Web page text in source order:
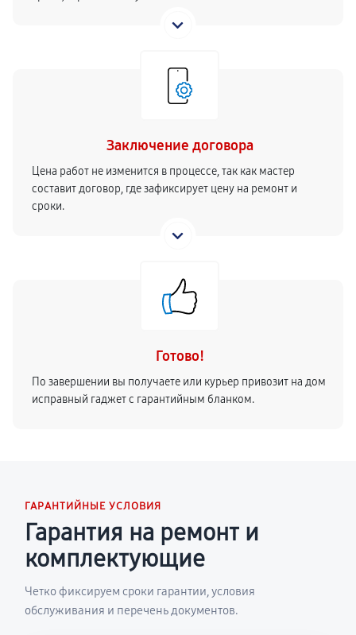
Заключение договора
Цена работ не изменится в процессе, так как мастер
составит договор, где зафиксирует цену на ремонт и
сроки.
Готово!
По завершении вы получаете или курьер привозит на дом
исправный гаджет с гарантийным бланком.
ГАРАНТИЙНЫЕ УСЛОВИЯ
Гарантия на ремонт и
комплектующие
Четко фиксируем сроки гарантии, условия
обслуживания и перечень документов.